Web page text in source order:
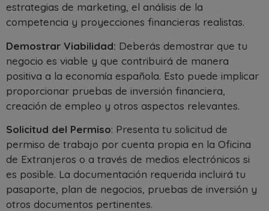
estrategias de marketing, el análisis de la
competencia y proyecciones financieras realistas.
Demostrar Viabilidad: Deberás demostrar que tu
negocio es viable y que contribuirá de manera
positiva a la economía española. Esto puede implicar
proporcionar pruebas de inversión financiera,
creación de empleo y otros aspectos relevantes.
Solicitud del Permiso: Presenta tu solicitud de
permiso de trabajo por cuenta propia en la Oficina
de Extranjeros o a través de medios electrónicos si
es posible. La documentación requerida incluirá tu
pasaporte, plan de negocios, pruebas de inversión y
otros documentos pertinentes.